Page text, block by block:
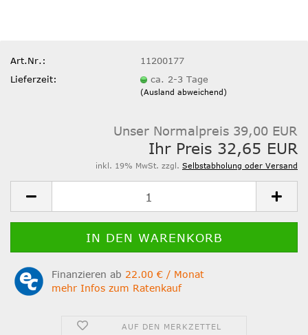
Art.Nr.:
11200177
Lieferzeit:
ca. 2-3 Tage
(Ausland abweichend)
Unser Normalpreis 39,00 EUR
Ihr Preis 32,65 EUR
inkl. 19% MwSt. zzgl. Selbstabholung oder Versand
Finanzieren ab 22.00 € / Monat
mehr Infos zum Ratenkauf
AUF DEN MERKZETTEL